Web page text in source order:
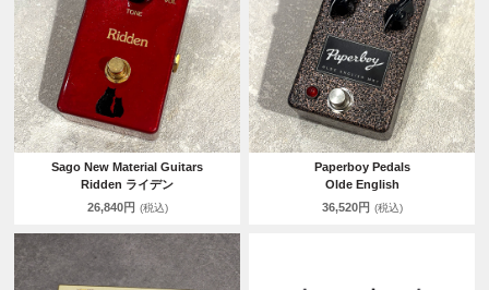
Sago New Material Guitars
Ridden ライデン
26,840円 (税込)
Paperboy Pedals
Olde English
36,520円 (税込)